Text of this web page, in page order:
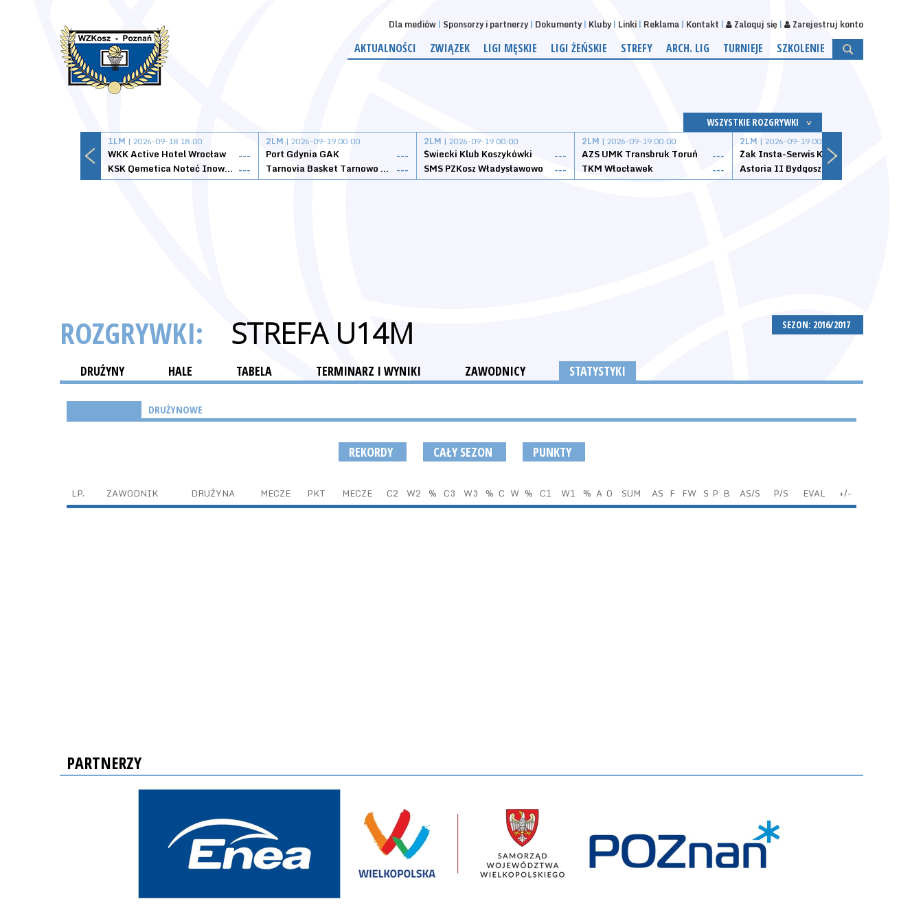
Dla mediów Sponsorzy i partnerzy Dokumenty Kluby Linki Reklama Kontakt Zaloguj się Zarejestruj konto
AKTUALNOŚCI ZWIĄZEK LIGI MĘSKIE LIGI ŻEŃSKIE STREFY ARCH. LIG TURNIEJE SZKOLENIE
WSZYSTKIE ROZGRYWKI
1LM | 2026-09-18 18:00
WKK Active Hotel Wrocław
---
KSK Qemetica Noteć Inowrocław ---
2LM | 2026-09-19 00:00
Port Gdynia GAK
---
Tarnovia Basket Tarnowo Podgórne ---
2LM | 2026-09-19 00:00
Świecki Klub Koszykówki
---
SMS PZKosz Władysławowo
---
2LM | 2026-09-19 00:00
AZS UMK Transbruk Toruń
---
TKM Włocławek
---
2LM | 2026-09-19 00:00
Żak Insta-Serwis Koszalin
Astoria II Bydgoszcz
SEZON: 2016/2017
ROZGRYWKI: STREFA U14M
DRUŻYNY HALE TABELA TERMINARZ I WYNIKI ZAWODNICY STATYSTYKI
DRUŻYNOWE
REKORDY CAŁY SEZON PUNKTY
LP. ZAWODNIK DRUŻYNA MECZE PKT MECZE C2 W2 % C3 W3 % C W % C1 W1 % A O SUM AS F FW S P B AS/S P/S EVAL +/-
PARTNERZY